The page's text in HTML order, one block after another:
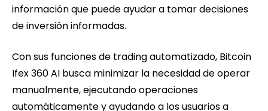
información que puede ayudar a tomar decisiones
de inversión informadas.
Con sus funciones de trading automatizado, Bitcoin
Ifex 360 AI busca minimizar la necesidad de operar
manualmente, ejecutando operaciones
automáticamente y ayudando a los usuarios a